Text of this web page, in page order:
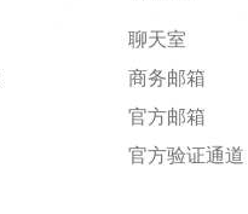
聊天室
商务邮箱
官方邮箱
官方验证通道